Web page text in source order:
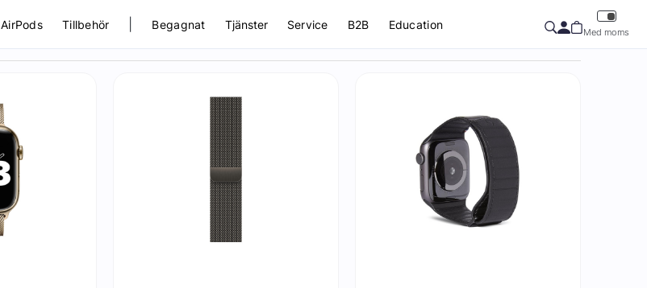
AirPods Tillbehör Begagnat Tjänster Service B2B Education
Med moms